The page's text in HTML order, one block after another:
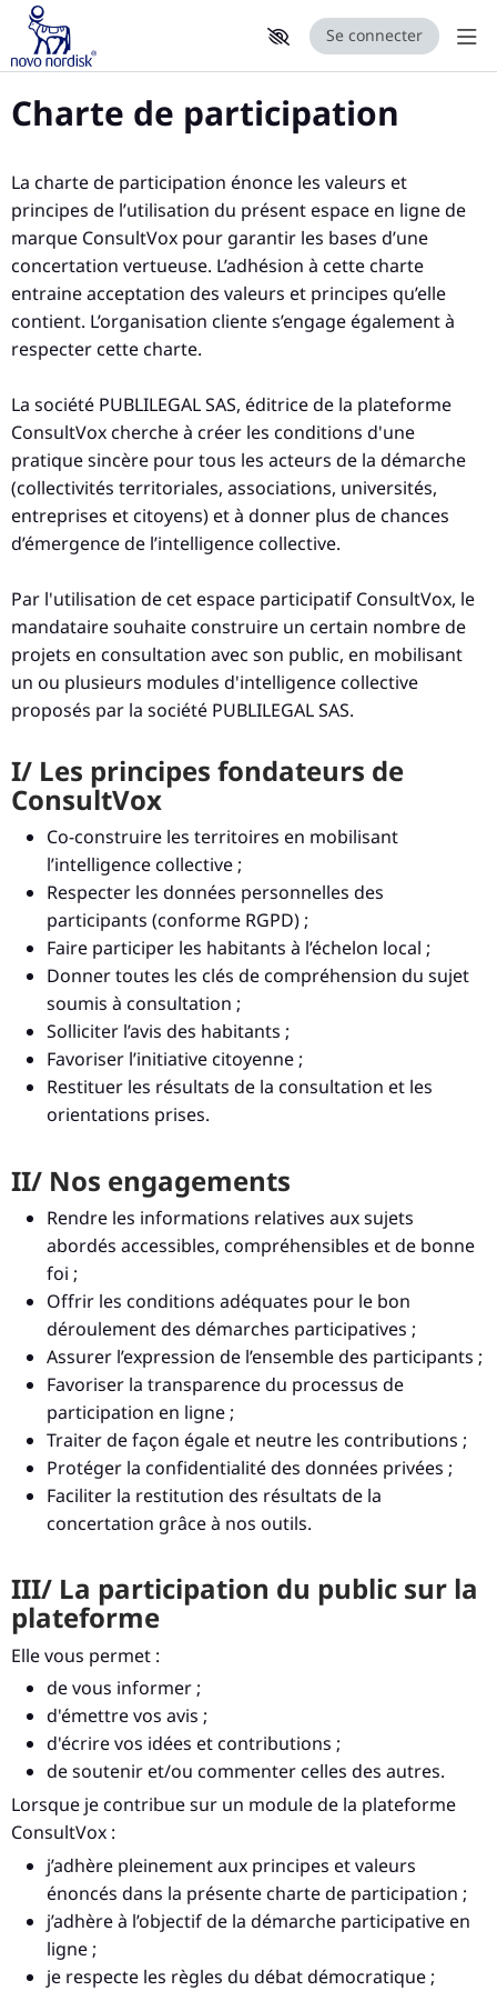
Se connecter
Charte de participation
La charte de participation énonce les valeurs et
principes de l’utilisation du présent espace en ligne de
marque ConsultVox pour garantir les bases d’une
concertation vertueuse. L’adhésion à cette charte
entraine acceptation des valeurs et principes qu’elle
contient. L’organisation cliente s’engage également à
respecter cette charte.
La société PUBLILEGAL SAS, éditrice de la plateforme
ConsultVox cherche à créer les conditions d'une
pratique sincère pour tous les acteurs de la démarche
(collectivités territoriales, associations, universités,
entreprises et citoyens) et à donner plus de chances
d’émergence de l’intelligence collective.
Par l'utilisation de cet espace participatif ConsultVox, le
mandataire souhaite construire un certain nombre de
projets en consultation avec son public, en mobilisant
un ou plusieurs modules d'intelligence collective
proposés par la société PUBLILEGAL SAS.
I/ Les principes fondateurs de
ConsultVox
Co-construire les territoires en mobilisant
l’intelligence collective ;
Respecter les données personnelles des
participants (conforme RGPD) ;
Faire participer les habitants à l’échelon local ;
Donner toutes les clés de compréhension du sujet
soumis à consultation ;
Solliciter l’avis des habitants ;
Favoriser l’initiative citoyenne ;
Restituer les résultats de la consultation et les
orientations prises.
II/ Nos engagements
Rendre les informations relatives aux sujets
abordés accessibles, compréhensibles et de bonne
foi ;
Offrir les conditions adéquates pour le bon
déroulement des démarches participatives ;
Assurer l’expression de l’ensemble des participants ;
Favoriser la transparence du processus de
participation en ligne ;
Traiter de façon égale et neutre les contributions ;
Protéger la confidentialité des données privées ;
Faciliter la restitution des résultats de la
concertation grâce à nos outils.
III/ La participation du public sur la
plateforme
Elle vous permet :
de vous informer ;
d'émettre vos avis ;
d'écrire vos idées et contributions ;
de soutenir et/ou commenter celles des autres.
Lorsque je contribue sur un module de la plateforme
ConsultVox :
j’adhère pleinement aux principes et valeurs
énoncés dans la présente charte de participation ;
j’adhère à l’objectif de la démarche participative en
ligne ;
je respecte les règles du débat démocratique ;